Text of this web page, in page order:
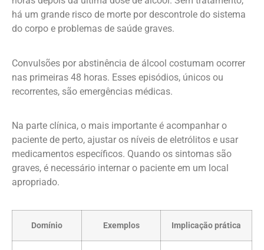
há um grande risco de morte por descontrole do sistema
do corpo e problemas de saúde graves.
Convulsões por abstinência de álcool costumam ocorrer
nas primeiras 48 horas. Esses episódios, únicos ou
recorrentes, são emergências médicas.
Na parte clínica, o mais importante é acompanhar o
paciente de perto, ajustar os níveis de eletrólitos e usar
medicamentos específicos. Quando os sintomas são
graves, é necessário internar o paciente em um local
apropriado.
Domínio Exemplos Implicação prática